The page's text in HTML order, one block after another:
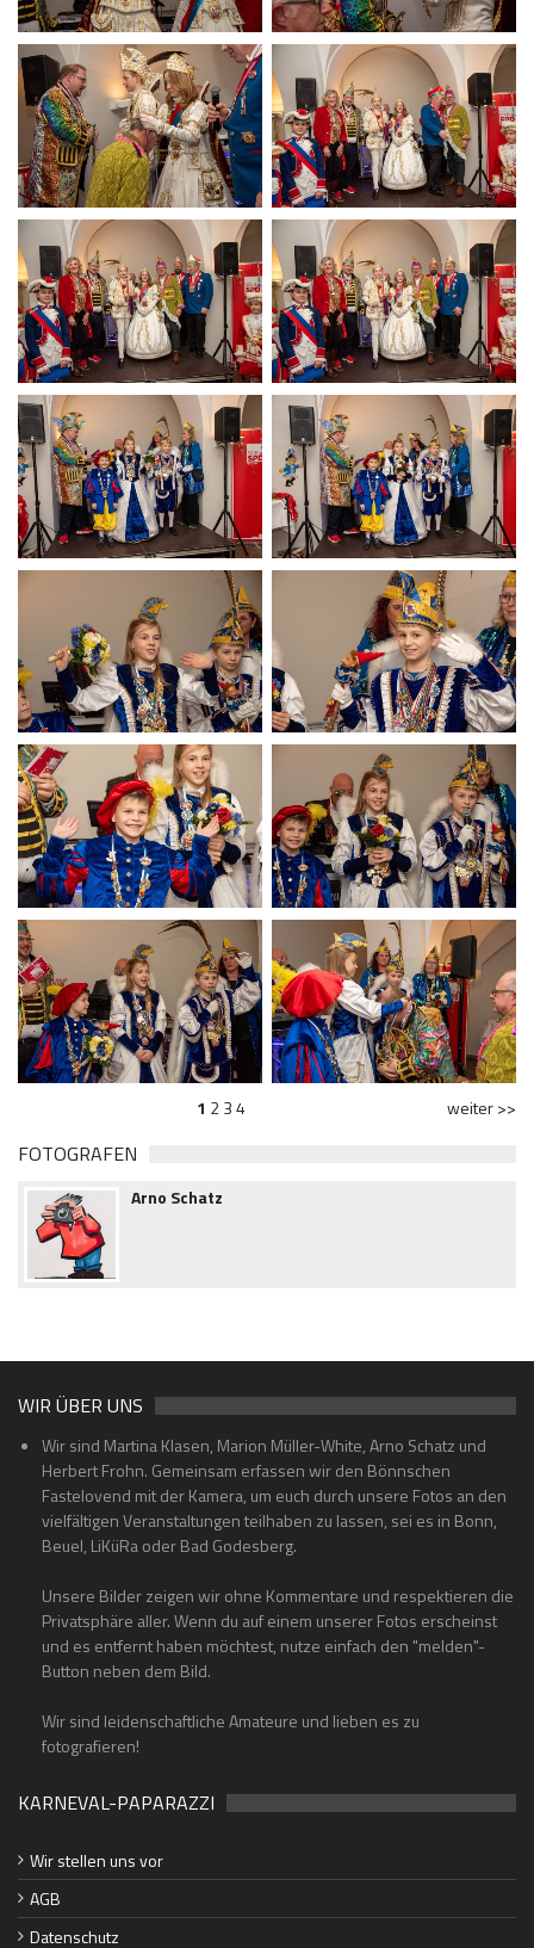
1 2 34 weiter >>
FOTOGRAFEN
Arno Schatz
WIR ÜBER UNS
Wir sind Martina Klasen, Marion Müller-White, Arno Schatz und
Herbert Frohn. Gemeinsam erfassen wir den Bönnschen
Fastelovend mit der Kamera, um euch durch unsere Fotos an den
vielfältigen Veranstaltungen teilhaben zu lassen, sei es in Bonn,
Beuel, LiKüRa oder Bad Godesberg.
Unsere Bilder zeigen wir ohne Kommentare und respektieren die
Privatsphäre aller. Wenn du auf einem unserer Fotos erscheinst
und es entfernt haben möchtest, nutze einfach den "melden"-
Button neben dem Bild.
Wir sind leidenschaftliche Amateure und lieben es zu
fotografieren!
KARNEVAL-PAPARAZZI
Wir stellen uns vor
AGB
Datenschutz